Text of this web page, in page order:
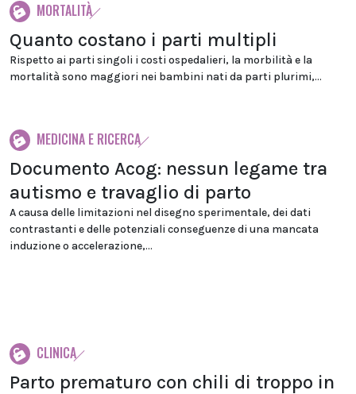
MORTALITÀ
Quanto costano i parti multipli
Rispetto ai parti singoli i costi ospedalieri, la morbilità e la
mortalità sono maggiori nei bambini nati da parti plurimi,...
MEDICINA E RICERCA
Documento Acog: nessun legame tra
autismo e travaglio di parto
A causa delle limitazioni nel disegno sperimentale, dei dati
contrastanti e delle potenziali conseguenze di una mancata
induzione o accelerazione,...
CLINICA
Parto prematuro con chili di troppo in